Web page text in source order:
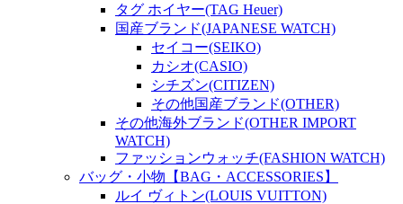
タグ ホイヤー(TAG Heuer)
国産ブランド(JAPANESE WATCH)
セイコー(SEIKO)
カシオ(CASIO)
シチズン(CITIZEN)
その他国産ブランド(OTHER)
その他海外ブランド(OTHER IMPORT
WATCH)
ファッションウォッチ(FASHION WATCH)
バッグ・小物【BAG・ACCESSORIES】
ルイ ヴィトン(LOUIS VUITTON)